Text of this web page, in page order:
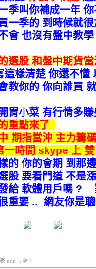
季叫你補成一年
一季的 到時候就
會 也沒有盤中教
選股 和盤中期貨
這樣清楚 你還不懂
教你的 你向誰買
胃小菜 有行情多
重點來了
期指當沖 主力籌
一時間 skype 上
的 你的會期 到那
股 要看門道 不是
給 軟體用戶嗎 ?
重要 .. 網友你是
udn 立場。